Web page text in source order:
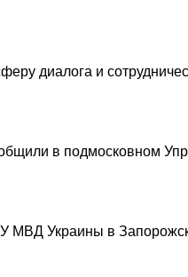
диалога и
в подмосковном
МВД Украины в